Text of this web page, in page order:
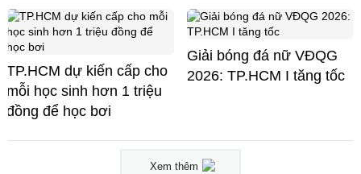
TP.HCM dự kiến cấp cho
mỗi học sinh hơn 1 triệu
đồng để học bơi
Giải bóng đá nữ VĐQG
2026: TP.HCM I tăng tốc
Xem thêm